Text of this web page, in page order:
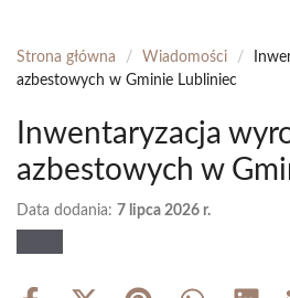
Strona główna / Wiadomości /
azbestowych w Gminie Lubliniec
Inwentaryzacja
azbestowych w
Data dodania: 7 lipca 2026 r.